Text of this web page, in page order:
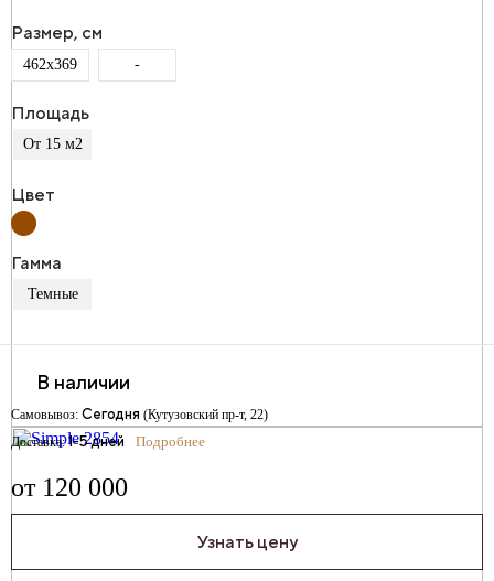
Размер, см
462x369 -
Площадь
От 15 м2
Цвет
Гамма
Темные
от 120 000
В наличии
Самовывоз: Сегодня (Кутузовский пр-т, 22)
Доставка:1-5 дней Подробнее
Узнать цену